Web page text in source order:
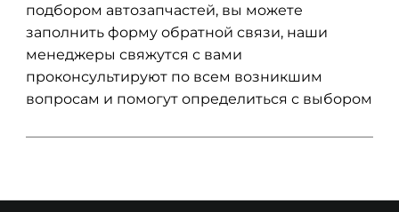
подбором автозапчастей, вы можете
заполнить форму обратной связи, наши
менеджеры свяжутся с вами
проконсультируют по всем возникшим
вопросам и помогут определиться с выбором